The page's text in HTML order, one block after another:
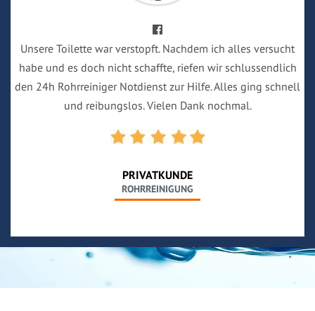
Unsere Toilette war verstopft. Nachdem ich alles versucht
habe und es doch nicht schaffte, riefen wir schlussendlich
den 24h Rohrreiniger Notdienst zur Hilfe. Alles ging schnell
und reibungslos. Vielen Dank nochmal.
PRIVATKUNDE
ROHRREINIGUNG